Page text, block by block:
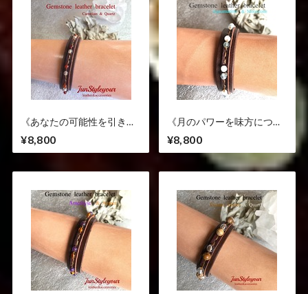
《あなたの可能性を引き出
¥8,800
《月のパワーを味方につけ
す》アクアマリン/ムーンス
¥8,800